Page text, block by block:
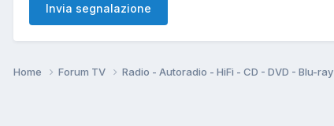
Invia segnalazione
Home Forum TV Radio - Autoradio - HiFi - CD - DVD - Blu-ray